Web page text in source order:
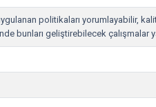
politikaları yorumlayabilir,
bunları geliştirebilecek çalışmalar